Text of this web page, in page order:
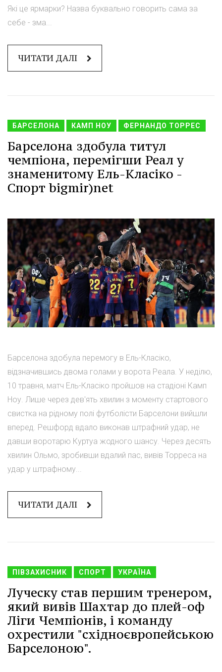
Які це ярмарки? Назва буквально говорить сама за
себе - зма...
ЧИТАТИ ДАЛІ
БАРСЕЛОНА КАМП НОУ ФЕРНАНДО ТОРРЕС
Барселона здобула титул
чемпіона, перемігши Реал у
знаменитому Ель-Класіко -
Спорт bigmir)net
Барселона здобула перемогу в Ель-Класіко,
відзначившись двома голами у ворота Реала. У неділю,
10 травня, матч Ель-Класіко пройшов на стадіоні Камп
Ноу. Лише через дев'ять хвилин з моменту стартового
свистка на рідному полі футболісти Барселони вийшли
вперед. Решфорд вдало виконав штрафний удар, не
давши воротарю Куртуа жодного шансу. Через десять
хвилин Ольмо, зробивши вдалий пас, вивів Торреса на
удар у штрафному...
ЧИТАТИ ДАЛІ
ПІВЗАХИСНИК СПОРТ УКРАЇНА
Луческу став першим тренером,
який вивів Шахтар до плей-оф
Ліги Чемпіонів, і команду
охрестили "східноєвропейською
Барселоною".